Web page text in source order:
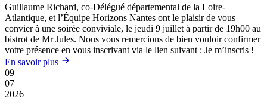
Guillaume Richard, co-Délégué départemental de la Loire-
Atlantique, et l’Équipe Horizons Nantes ont le plaisir de vous
convier à une soirée conviviale, le jeudi 9 juillet à partir de 19h00 au
bistrot de Mr Jules. Nous vous remercions de bien vouloir confirmer
votre présence en vous inscrivant via le lien suivant : Je m’inscris !
En savoir plus
09
07
2026